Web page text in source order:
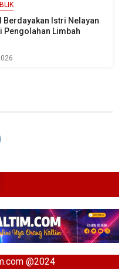
Berdayakan Istri Nelayan
Pengolahan Limbah
@2024